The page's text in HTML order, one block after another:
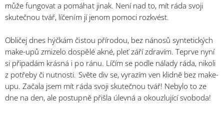
může fungovat a pomáhat jinak. Není nad to, mít ráda svoji
skutečnou tvář, líčením jí jenom pomoci rozkvést.
Obličej dnes hýčkám čistou přírodou, bez nánosů syntetických
make-upů zmizelo dospělé akné, pleť září zdravím. Teprve nyní
si připadám krásná i po ránu. Líčím se podle nálady ráda, nikoli
z potřeby či nutnosti. Světe div se, vyrazím ven klidně bez make-
upu. Začala jsem mít ráda svoji skutečnou tvář! Nebylo to ze
dne na den, ale postupně přišla úlevná a okouzlující svoboda!